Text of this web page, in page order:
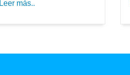
Leer más..